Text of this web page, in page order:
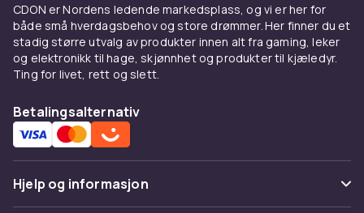
CDON er Nordens ledende markedsplass, og vi er her for
både små hverdagsbehov og store drømmer. Her finner du et
stadig større utvalg av produkter innen alt fra gaming, leker
og elektronikk til hage, skjønnhet og produkter til kjæledyr.
Ting for livet, rett og slett.
Betalingsalternativ
Hjelp og informasjon